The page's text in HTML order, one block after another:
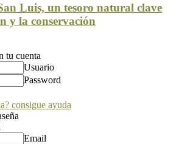
Luis, un tesoro natural clave
y la conservación
tu cuenta
Usuario
Password
consigue ayuda
Email